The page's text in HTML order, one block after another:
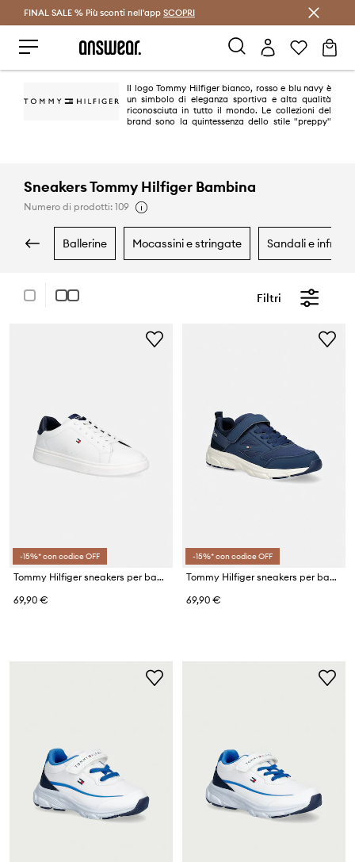
Risparmia con Answear Club >
FINAL SALE % Più sconti nell'app SCOPRI
Il logo Tommy Hilfiger bianco, rosso e blu navy è
un simbolo di eleganza sportiva e alta qualità
riconosciuta in tutto il mondo. Le collezioni del
brand sono la quintessenza dello stile "preppy"
Sneakers Tommy Hilfiger Bambina
Numero di prodotti: 109
ballerine mocassini e stringate sandali e
Filtri
-15%* con codice OFF
Tommy Hilfiger sneakers per bambini
69,90 €
-15%* con codice OFF
Tommy Hilfiger sneakers per bambini
69,90 €